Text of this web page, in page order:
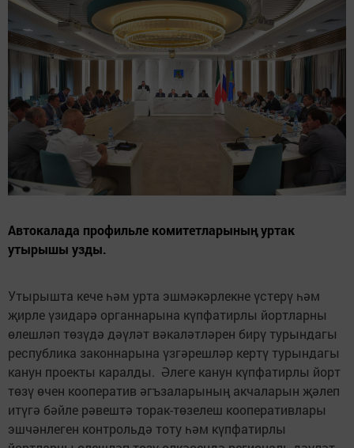
Автокалада профильле комитетларының уртак
утырышы узды.
Утырышта кече һәм урта эшмәкәрлекне үстерү һәм
җирле үзидарә органнарына күпфатирлы йортларны
өлешләп төзүдә дәүләт вәкаләтләрен бирү турындагы
республика законнарына үзгәрешләр кертү турындагы
канун проекты каралды. Әлеге канун күпфатирлы йорт
төзү өчен кооператив әгъзаларының акчаларын җәлеп
итүгә бәйле рәвештә торак-төзелеш кооперативлары
эшчәнлеген контрольдә тоту һәм күпфатирлы